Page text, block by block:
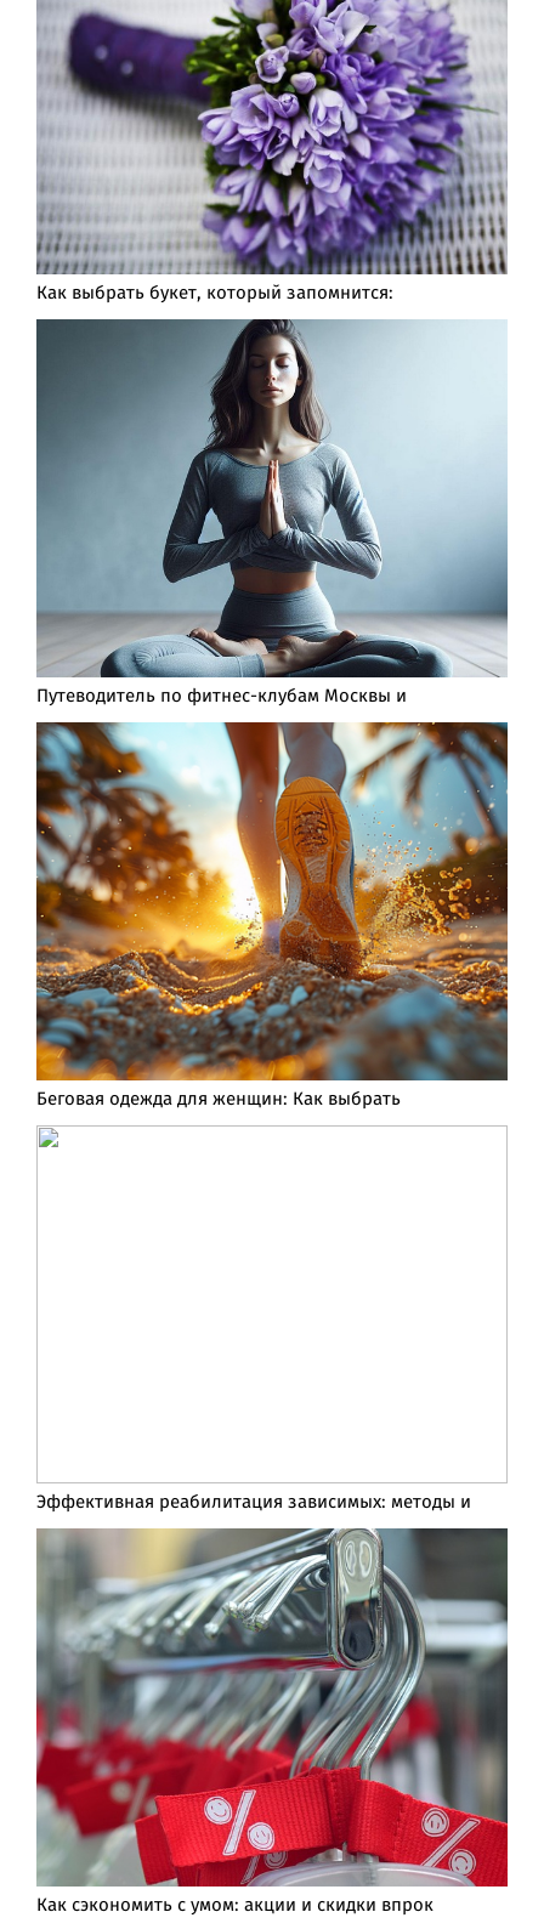
Как выбрать букет, который запомнится:
Путеводитель по фитнес-клубам Москвы и
Беговая одежда для женщин: Как выбрать
Эффективная реабилитация зависимых: методы и
Как сэкономить с умом: акции и скидки впрок